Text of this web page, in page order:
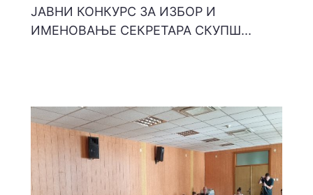
ЈАВНИ КОНКУРС ЗА ИЗБОР И
ИМЕНОВАЊЕ СЕКРЕТАРА СКУПШ...